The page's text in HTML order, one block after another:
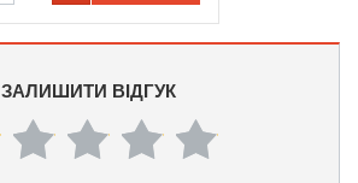
ЗАЛИШИТИ ВІДГУК